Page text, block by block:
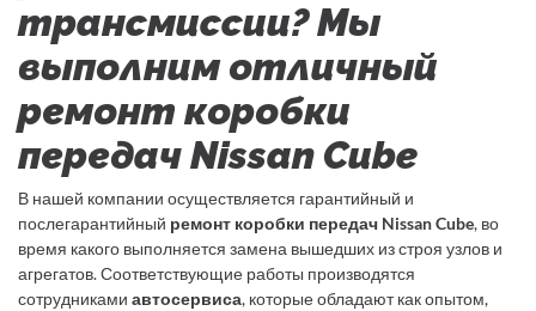
трансмиссии? Мы
выполним отличный
ремонт коробки
передач Nissan Cube
В нашей компании осуществляется гарантийный и
послегарантийный ремонт коробки передач Nissan Cube, во
время какого выполняется замена вышедших из строя узлов и
агрегатов. Соответствующие работы производятся
сотрудниками автосервиса, которые обладают как опытом,